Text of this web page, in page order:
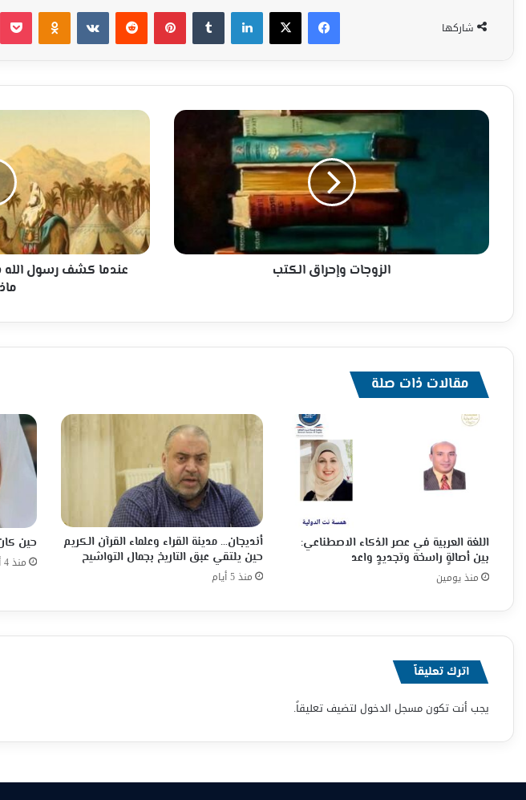
شاركها
فيسبوك‫X لينكدإن بينتيريست
الزوجات
الزوجات وإحراق الكتب
عندما
رسول
الله
شاب
يتغزل
ويحادث
النساء!
ماذا
عندما كشف رسول الله
مقالات ذات صلة
اللغة العربية في عصر الذكاء الاصطناعي:
بين أصالةٍ راسخة وتجديدٍ واعد
منذ يومين
أنديجان… مدينة القراء وعلماء القرآن الكريم
حين يلتقي عبق التاريخ بجمال التواشيح
منذ 5 أيام
حين
منذ 4 أسابيع
اترك تعليقاً
يجب أنت تكونمسجل الدخول لتضيف تعليقاً.